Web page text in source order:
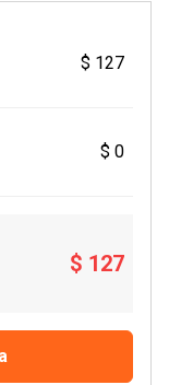
$ 127
$ 0
$ 127